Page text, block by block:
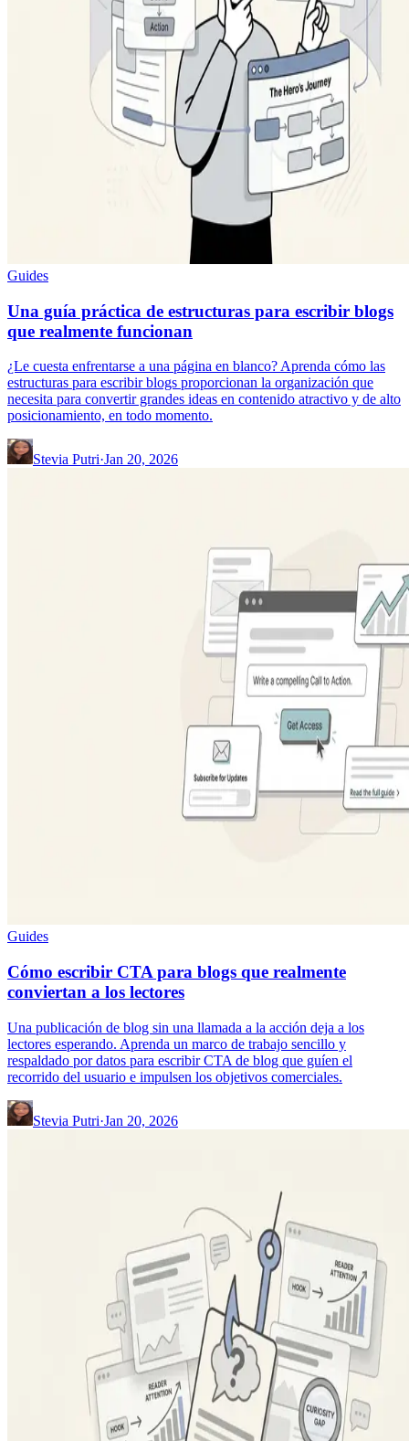
Guides
Una guía práctica de estructuras para escribir blogs
que realmente funcionan
¿Le cuesta enfrentarse a una página en blanco? Aprenda cómo las
estructuras para escribir blogs proporcionan la organización que
necesita para convertir grandes ideas en contenido atractivo y de alto
posicionamiento, en todo momento.
Stevia Putri·Jan 20, 2026
Guides
Cómo escribir CTA para blogs que realmente
conviertan a los lectores
Una publicación de blog sin una llamada a la acción deja a los
lectores esperando. Aprenda un marco de trabajo sencillo y
respaldado por datos para escribir CTA de blog que guíen el
recorrido del usuario e impulsen los objetivos comerciales.
Stevia Putri·Jan 20, 2026